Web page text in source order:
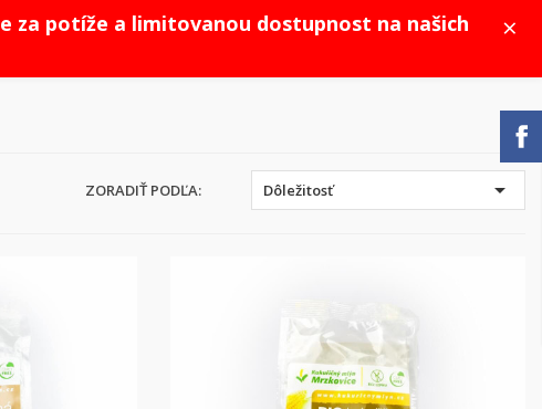
×
za potíže a limitovanou dostupnost na našich
ZORADIŤ PODĽA: Dôležitosť 